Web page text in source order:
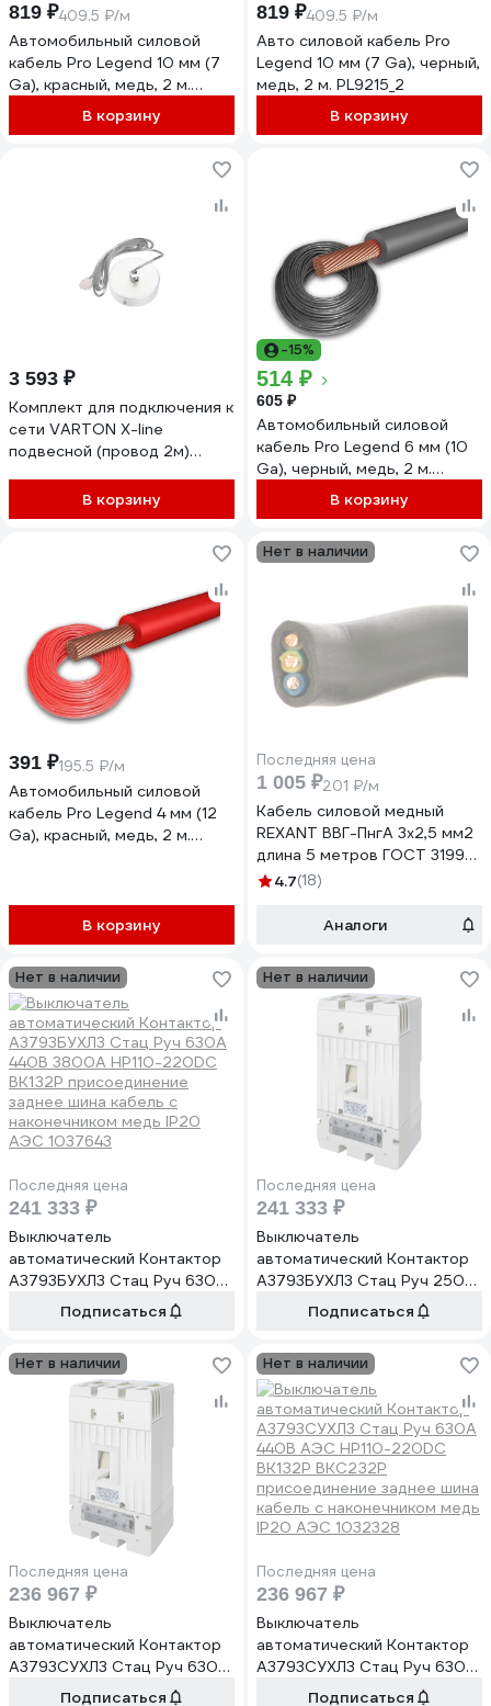
819 ₽409.5 ₽/м
Автомобильный силовой
кабель Pro Legend 10 мм (7
Ga), красный, медь, 2 м.
В корзину
819 ₽409.5 ₽/м
Авто силовой кабель Pro
Legend 10 мм (7 Ga), черный,
медь, 2 м. PL9215_2
В корзину
3 593 ₽
Комплект для подключения к
сети VARTON Х-line
подвесной (провод 2м)
жильный V4-R0-
10.0056.XL0-0002
В корзину
-15%
514 ₽
605 ₽
Автомобильный силовой
кабель Pro Legend 6 мм (10
Ga), черный, медь, 2 м.
В корзину
391 ₽195.5 ₽/м
Автомобильный силовой
кабель Pro Legend 4 мм (12
Ga), красный, медь, 2 м.
В корзину
Нет в наличии
Последняя цена
1 005 ₽201 ₽/м
Кабель силовой медный
REXANT ВВГ-ПнгА 3x2,5 мм2
длина 5 метров ГОСТ 31996-
2012 ТУ 16-705.499-2010
4.7(18)
Аналоги
Нет в наличии
Последняя цена
241 333 ₽
Выключатель
автоматический Контактор
А3793БУХЛ3 Стац Руч 630А
440В 3800А НР110-220DC
ВК1З2Р присоединение
наконечником медь IP20
АЭС 1037643
Подписаться
Нет в наличии
Последняя цена
241 333 ₽
Выключатель
автоматический Контактор
А3793БУХЛ3 Стац Руч 250А
440В 2400А НР110-220DC
ВК1З2Р ВКС2З2Р
кабель с наконечником медь
IP20 АЭС 1035467
Подписаться
Нет в наличии
Последняя цена
236 967 ₽
Выключатель
автоматический Контактор
А3793СУХЛ3 Стац Руч 630А
440В АЭС НР110-220DC
Подписаться
Нет в наличии
Последняя цена
236 967 ₽
Выключатель
автоматический Контактор
А3793СУХЛ3 Стац Руч 630А
440В АЭС НР110-220DC
Подписаться